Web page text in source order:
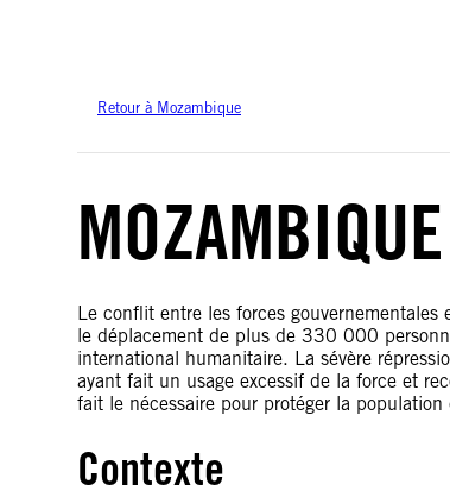
Retour à Mozambique
Le conflit entre les forces
le déplacement de plus de 330 000
international humanitaire. La sévère
ayant fait un usage excessif de la force et
fait le nécessaire pour protéger la
Contexte